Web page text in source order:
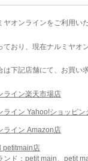
ヤオンラインをご利用い
ており、現在ナルミヤオ
は下記店舗にて、お買い
ライン楽天市場店
ライン Yahoo!ショッピン
ライン Amazon店
petitmain店
ンド：petit main、petit